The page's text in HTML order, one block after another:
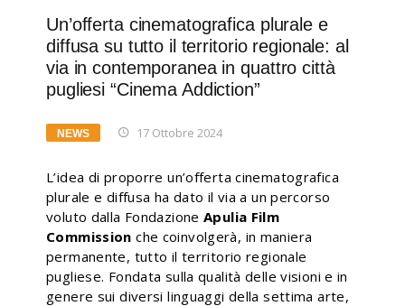
Un’offerta cinematografica plurale e
diffusa su tutto il territorio regionale: al
via in contemporanea in quattro città
pugliesi “Cinema Addiction”
NEWS 17 Ottobre 2024
L’idea di proporre un’offerta cinematografica
plurale e diffusa ha dato il via a un percorso
voluto dalla Fondazione Apulia Film
Commission che coinvolgerà, in maniera
permanente, tutto il territorio regionale
pugliese. Fondata sulla qualità delle visioni e in
genere sui diversi linguaggi della settima arte,